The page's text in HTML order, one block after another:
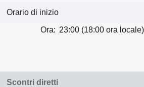
Orario di inizio
Ora: 23:00 (18:00 ora locale)
Scontri diretti